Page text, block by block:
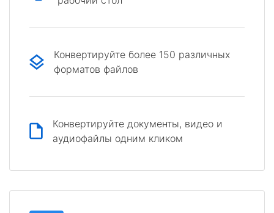
Конвертируйте более 150 различных
форматов файлов
Конвертируйте документы, видео и
аудиофайлы одним кликом